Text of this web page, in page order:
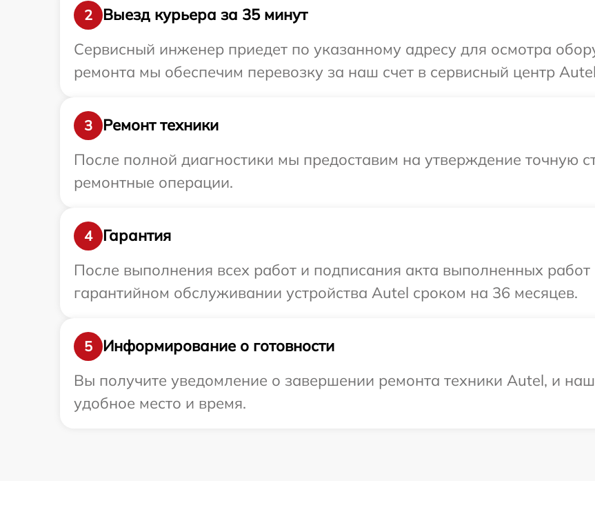
2
Выезд курьера за 35 минут
Сервисный инженер приедет по указанному адресу для осмотра
ремонта мы обеспечим перевозку за наш счет в сервисный центр
3
Ремонт техники
После полной диагностики мы предоставим на утверждение точную
ремонтные операции.
4
Гарантия
После выполнения всех работ и подписания акта выполненных
гарантийном обслуживании устройства Autel сроком на 36 месяцев.
5
Информирование о готовности
Вы получите уведомление о завершении ремонта техники Autel, и
удобное место и время.